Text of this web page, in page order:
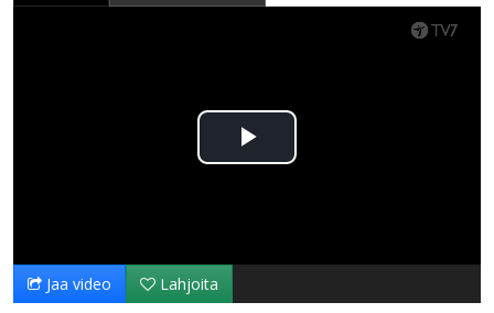
Toista
Jaa video Lahjoita